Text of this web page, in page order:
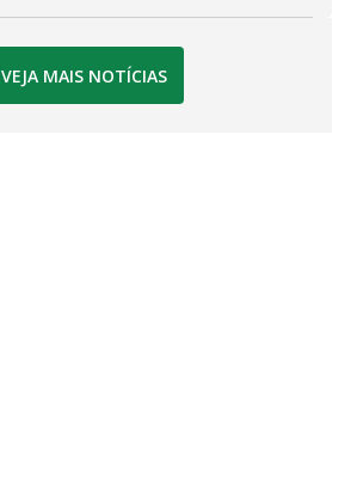
VEJA MAIS NOTÍCIAS